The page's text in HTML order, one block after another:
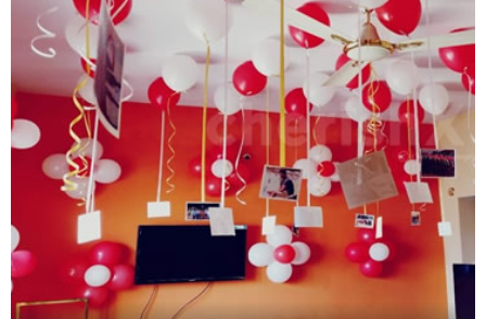
Zašto trpimo loše veze i okolnosti koje
nam štete?
Zašto se seksualni život gasi kako
prolaze godine braka?
5 načina kako da pobedite stres